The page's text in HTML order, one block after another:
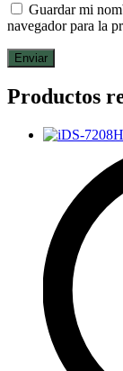
Guardar mi
navegador para la
Productos